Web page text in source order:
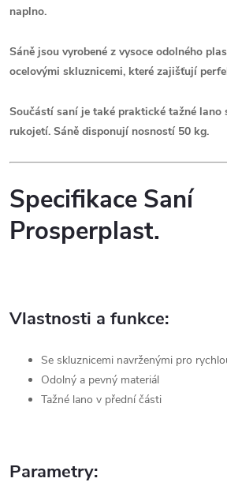
naplno.
Sáně jsou vyrobené z vysoce odolného
ocelovými skluznicemi, které zajišťují
Součástí saní je také praktické tažné lano
rukojetí. Sáně disponují nosností 50 kg.
Specifikace Saní
Prosperplast.
Vlastnosti a funkce:
Se skluznicemi navrženými pro
Odolný a pevný materiál
Tažné lano v přední části
Parametry: